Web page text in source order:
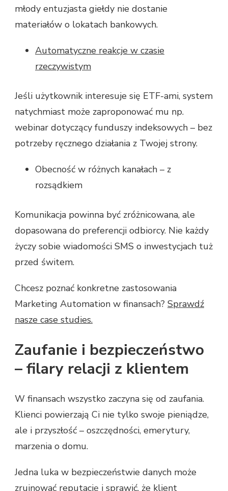
młody entuzjasta giełdy nie dostanie
materiałów o lokatach bankowych.
Automatyczne reakcje w czasie
rzeczywistym
Jeśli użytkownik interesuje się ETF-ami, system
natychmiast może zaproponować mu np.
webinar dotyczący funduszy indeksowych – bez
potrzeby ręcznego działania z Twojej strony.
Obecność w różnych kanałach – z
rozsądkiem
Komunikacja powinna być zróżnicowana, ale
dopasowana do preferencji odbiorcy. Nie każdy
życzy sobie wiadomości SMS o inwestycjach tuż
przed świtem.
Chcesz poznać konkretne zastosowania
Marketing Automation w finansach? Sprawdź
nasze case studies.
Zaufanie i bezpieczeństwo
– filary relacji z klientem
W finansach wszystko zaczyna się od zaufania.
Klienci powierzają Ci nie tylko swoje pieniądze,
ale i przyszłość – oszczędności, emerytury,
marzenia o domu.
Jedna luka w bezpieczeństwie danych może
zrujnować reputację i sprawić, że klient